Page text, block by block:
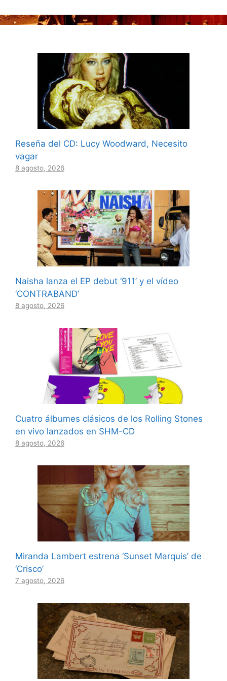
Reseña del CD: Lucy Woodward, Necesito
vagar
8 agosto, 2026
Naisha lanza el EP debut ‘911’ y el vídeo
‘CONTRABAND’
8 agosto, 2026
Cuatro álbumes clásicos de los Rolling Stones
en vivo lanzados en SHM-CD
8 agosto, 2026
Miranda Lambert estrena ‘Sunset Marquis’ de
‘Crisco’
7 agosto, 2026